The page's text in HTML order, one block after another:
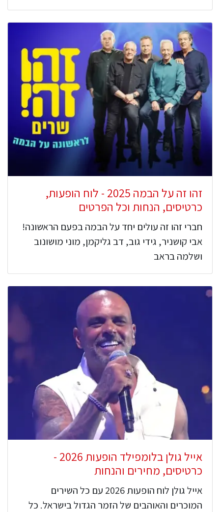
זהו זה על הבמה 2025 - לוח הופעות,
כרטיסים, הנחות וכל הפרטים
חברי זהו זה עולים יחד על הבמה בפעם הראשונה!
אבי קושניר, גידי גוב, דב גליקמן, מוני מושונוב
ושלמה בראב
אייל גולן בלומפילד הופעות 2026 -
כרטיסים, מחירים והנחות
אייל גולן לוח הופעות 2026 עם כל השירים
המוכרים והאוהבים של הזמר הגדול בישראל. כל